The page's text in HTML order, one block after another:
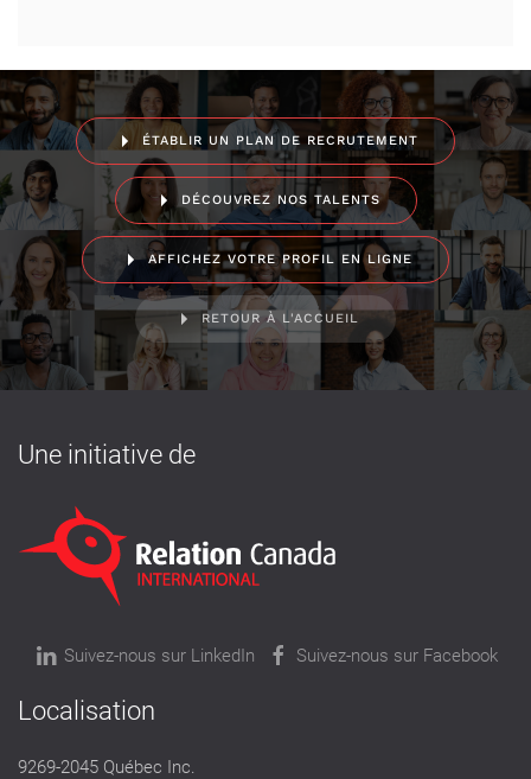
ÉTABLIR UN PLAN DE RECRUTEMENT
DÉCOUVREZ NOS TALENTS
AFFICHEZ VOTRE PROFIL EN LIGNE
RETOUR À L'ACCUEIL
Une initiative de
Suivez-nous sur LinkedIn Suivez-nous sur Facebook
Localisation
9269-2045 Québec Inc.